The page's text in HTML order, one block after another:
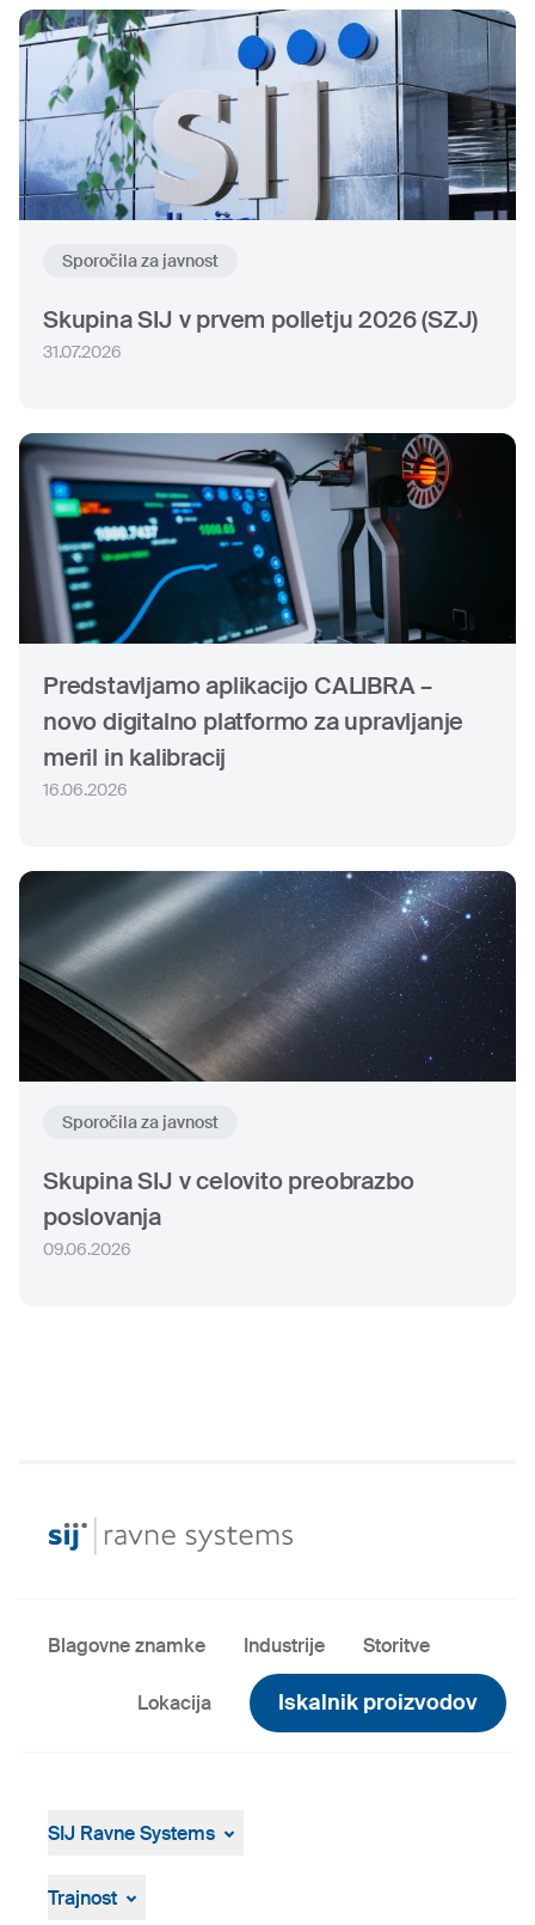
Sporočila za javnost
Skupina SIJ v prvem polletju 2026 (SZJ)
31.07.2026
Predstavljamo aplikacijo CALIBRA –
novo digitalno platformo za upravljanje
meril in kalibracij
16.06.2026
Sporočila za javnost
Skupina SIJ v celovito preobrazbo
poslovanja
09.06.2026
Blagovne znamke Industrije Storitve
Lokacija Iskalnik proizvodov
SIJ Ravne Systems
Skupina SIJ
Trajnost